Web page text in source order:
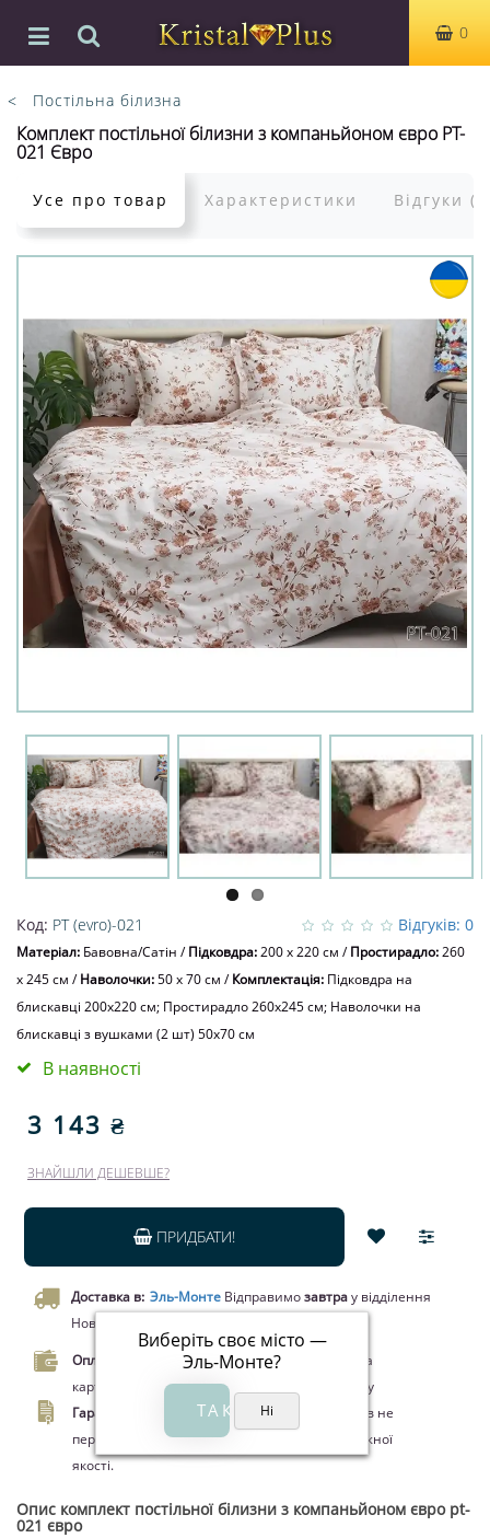
0
Постільна білизна
Комплект постільної білизни з компаньйоном євро PT-
021 Євро
Усе про товар Характеристики Відгуки
Відгуків: 0
Код: PT (evro)-021
Матеріал: Бавовна/Сатін /Підковдра:200 x 220 см /Простирадло:260
x 245 см /Наволочки:50 х 70 см /Комплектація: Підковдра на
блискавці 200x220 см; Простирадло 260x245 см; Наволочки на
блискавці з вушками (2 шт) 50х70 см
В наявності
3 143 ₴
ЗНАЙШЛИ ДЕШЕВШЕ?
ПРИДБАТИ!
Доставка в: Эль-Монте
Виберіть своє місто —
Эль-Монте?
Відправимозавтрау відділення
Нової пошти чи кур’єром.
Оплата.
Оплата при отриманні товару, Оплата
карткою Visa/MasterCard, Google Pay, Apple Pay
Гарантія.
Законом про захист прав споживачів не
передбачено повернення цього товару належної
якості.
Опис комплект постільної білизни з компаньйоном євро pt-
021 євро